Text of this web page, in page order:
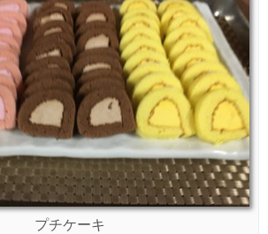
プチケーキ